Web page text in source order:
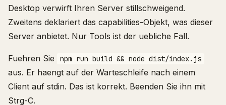
Desktop verwirft Ihren Server stillschweigend.
Zweitens deklariert das capabilities-Objekt, was dieser
Server anbietet. Nur Tools ist der uebliche Fall.
Fuehren Sie npm run build && node dist/index.js
aus. Er haengt auf der Warteschleife nach einem
Client auf stdin. Das ist korrekt. Beenden Sie ihn mit
Strg-C.